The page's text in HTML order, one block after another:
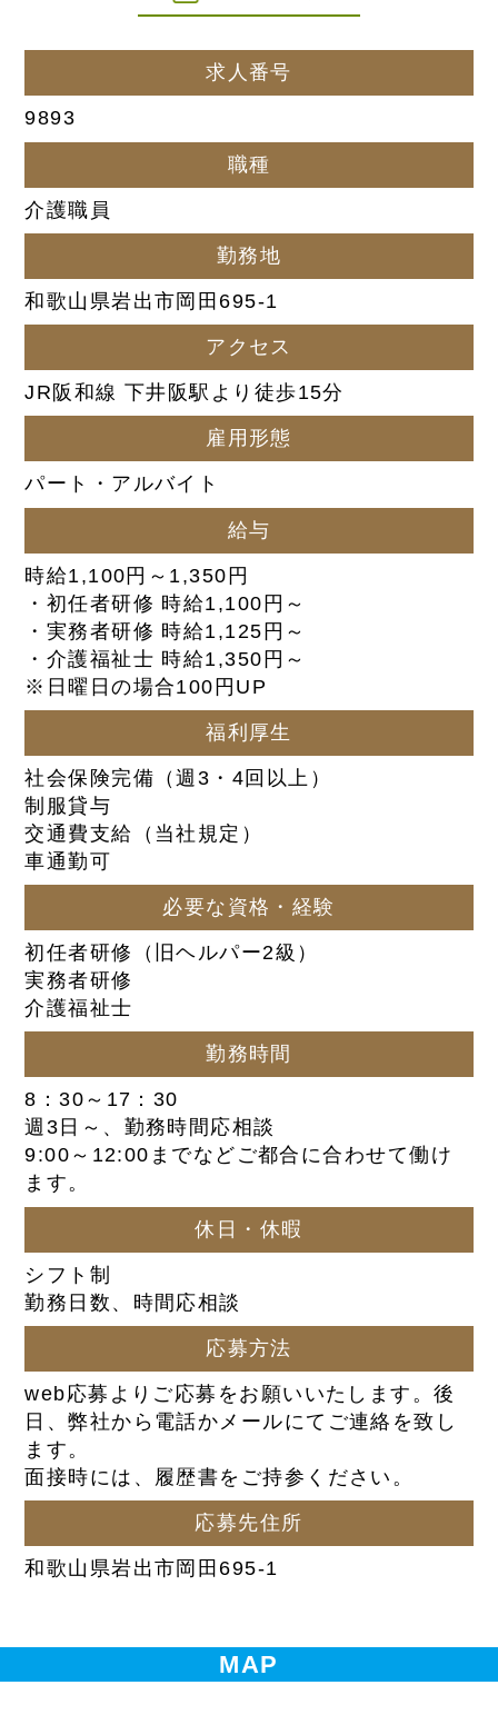
求人番号
9893
職種
介護職員
勤務地
和歌山県岩出市岡田695-1
アクセス
JR阪和線 下井阪駅より徒歩15分
雇用形態
パート・アルバイト
給与
時給1,100円～1,350円
・初任者研修 時給1,100円～
・実務者研修 時給1,125円～
・介護福祉士 時給1,350円～
※日曜日の場合100円UP
福利厚生
社会保険完備（週3・4回以上）
制服貸与
交通費支給（当社規定）
車通勤可
必要な資格・経験
初任者研修（旧ヘルパー2級）
実務者研修
介護福祉士
勤務時間
8：30～17：30
週3日～、勤務時間応相談
9:00～12:00までなどご都合に合わせて働け
ます。
休日・休暇
シフト制
勤務日数、時間応相談
応募方法
web応募よりご応募をお願いいたします。後
日、弊社から電話かメールにてご連絡を致し
ます。
面接時には、履歴書をご持参ください。
応募先住所
和歌山県岩出市岡田695-1
MAP